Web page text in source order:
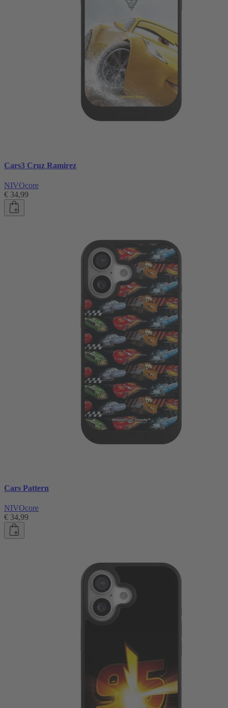
Cars3 Cruz Ramirez
NIVOcore
€ 34,99
Cars Pattern
NIVOcore
€ 34,99